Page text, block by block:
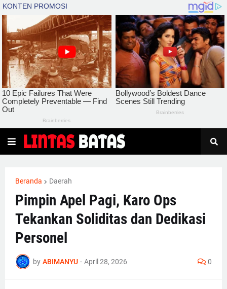
Beranda Daerah
Pimpin Apel Pagi, Karo Ops
Tekankan Soliditas dan Dedikasi
Personel
by ABIMANYU - April 28, 2026 0